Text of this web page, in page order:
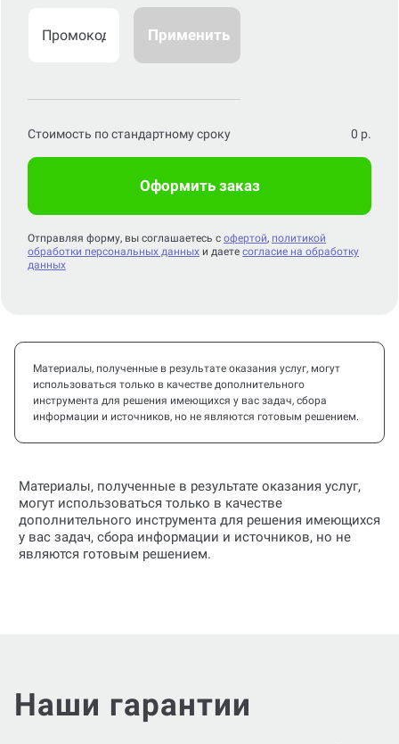
Применить
Стоимость по стандартному сроку 0 р.
Оформить заказ
Отправляя форму, вы соглашаетесь с офертой, политикой
обработки персональных данных и даете согласие на обработку
данных
Материалы, полученные в результате оказания услуг, могут
использоваться только в качестве дополнительного
инструмента для решения имеющихся у вас задач, сбора
информации и источников, но не являются готовым решением.
Материалы, полученные в результате оказания услуг,
могут использоваться только в качестве
дополнительного инструмента для решения имеющихся
у вас задач, сбора информации и источников, но не
являются готовым решением.
Наши гарантии